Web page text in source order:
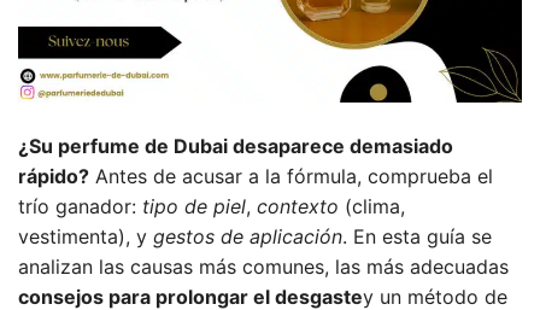
¿Su perfume de Dubai desaparece demasiado
rápido? Antes de acusar a la fórmula, comprueba el
trío ganador: tipo de piel, contexto (clima,
vestimenta), y gestos de aplicación. En esta guía se
analizan las causas más comunes, las más adecuadas
consejos para prolongar el desgastey un método de